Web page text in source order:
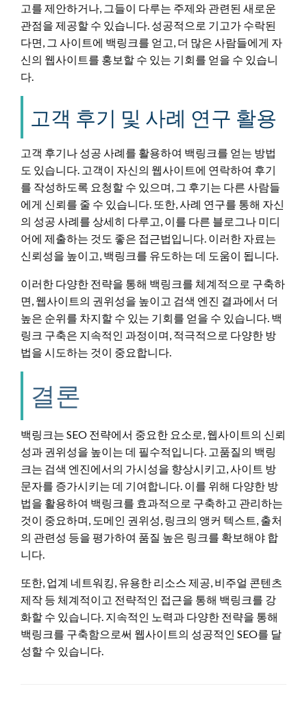
고를 제안하거나, 그들이 다루는 주제와 관련된 새로운
관점을 제공할 수 있습니다. 성공적으로 기고가 수락된
다면, 그 사이트에 백링크를 얻고, 더 많은 사람들에게 자
신의 웹사이트를 홍보할 수 있는 기회를 얻을 수 있습니
다.
고객 후기 및 사례 연구 활용
고객 후기나 성공 사례를 활용하여 백링크를 얻는 방법
도 있습니다. 고객이 자신의 웹사이트에 연락하여 후기
를 작성하도록 요청할 수 있으며, 그 후기는 다른 사람들
에게 신뢰를 줄 수 있습니다. 또한, 사례 연구를 통해 자신
의 성공 사례를 상세히 다루고, 이를 다른 블로그나 미디
어에 제출하는 것도 좋은 접근법입니다. 이러한 자료는
신뢰성을 높이고, 백링크를 유도하는 데 도움이 됩니다.
이러한 다양한 전략을 통해 백링크를 체계적으로 구축하
면, 웹사이트의 권위성을 높이고 검색 엔진 결과에서 더
높은 순위를 차지할 수 있는 기회를 얻을 수 있습니다. 백
링크 구축은 지속적인 과정이며, 적극적으로 다양한 방
법을 시도하는 것이 중요합니다.
결론
백링크는 SEO 전략에서 중요한 요소로, 웹사이트의 신뢰
성과 권위성을 높이는 데 필수적입니다. 고품질의 백링
크는 검색 엔진에서의 가시성을 향상시키고, 사이트 방
문자를 증가시키는 데 기여합니다. 이를 위해 다양한 방
법을 활용하여 백링크를 효과적으로 구축하고 관리하는
것이 중요하며, 도메인 권위성, 링크의 앵커 텍스트, 출처
의 관련성 등을 평가하여 품질 높은 링크를 확보해야 합
니다.
또한, 업계 네트워킹, 유용한 리소스 제공, 비주얼 콘텐츠
제작 등 체계적이고 전략적인 접근을 통해 백링크를 강
화할 수 있습니다. 지속적인 노력과 다양한 전략을 통해
백링크를 구축함으로써 웹사이트의 성공적인 SEO를 달
성할 수 있습니다.